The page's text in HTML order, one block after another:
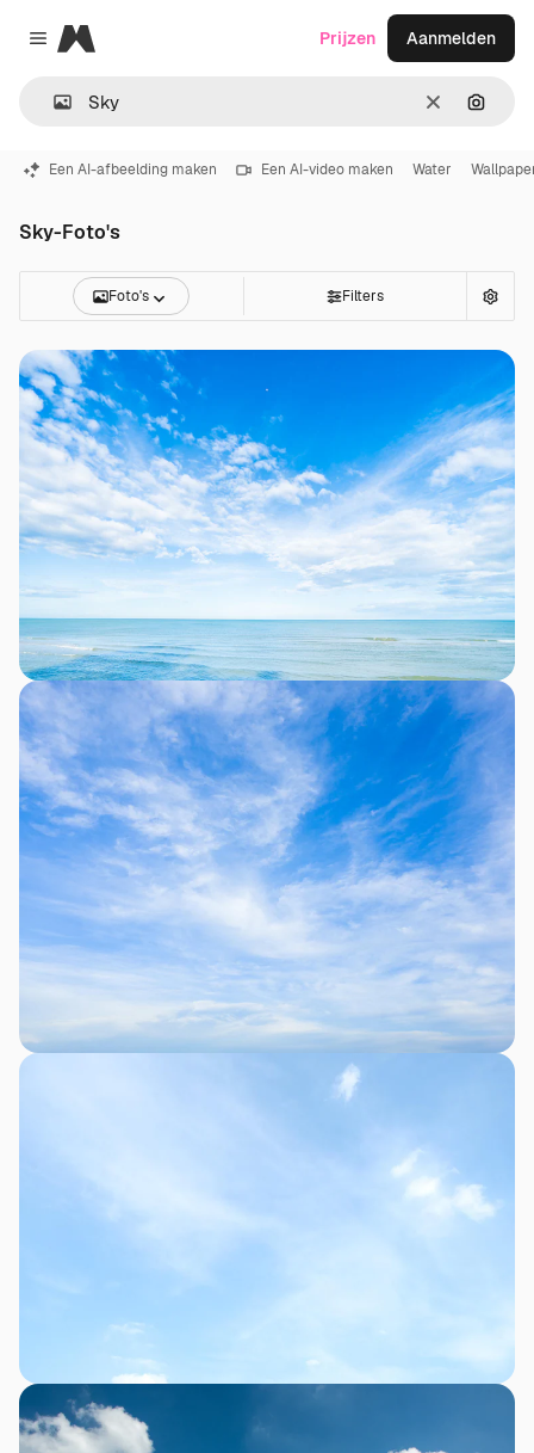
Close menu
Magnific
Wissen
Prijzen Aanmelden
Een AI-afbeelding maken Een AI-video maken Water
Sky-Foto's
Foto's Filters